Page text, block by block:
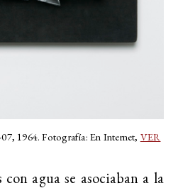
1964. Fotografía: En Internet, VER
agua se asociaban a la